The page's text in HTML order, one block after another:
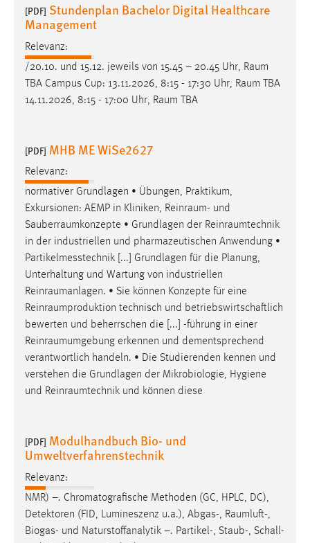
[PDF] Stundenplan Bachelor Digital Healthcare
Management
Relevanz:
/20.10. und 15.12. jeweils von 15.45 – 20.45 Uhr, Raum
TBA Campus Cup: 13.11.2026, 8:15 - 17:30 Uhr, Raum TBA
14.11.2026, 8:15 - 17:00 Uhr, Raum TBA
[PDF] MHB ME WiSe2627
Relevanz:
normativer Grundlagen • Übungen, Praktikum,
Exkursionen: AEMP in Kliniken, Reinraum- und
Sauberraumkonzepte • Grundlagen der Reinraumtechnik
in der industriellen und pharmazeutischen Anwendung •
Partikelmesstechnik [...] Grundlagen für die Planung,
Unterhaltung und Wartung von industriellen
Reinraumanlagen. • Sie können Konzepte für eine
Reinraumproduktion technisch und betriebswirtschaftlich
bewerten und beherrschen die [...] -führung in einer
Reinraumumgebung erkennen und dementsprechend
verantwortlich handeln. • Die Studierenden kennen und
verstehen die Grundlagen der Mikrobiologie, Hygiene
und Reinraumtechnik und können diese
[PDF] Modulhandbuch Bio- und
Umweltverfahrenstechnik
Relevanz:
NMR) –. Chromatografische Methoden (GC, HPLC, DC),
Detektoren (FID, Lumineszenz u.a.), Abgas-, Raumluft-,
Biogas- und Naturstoffanalytik –. Partikel-, Staub-, Schall-